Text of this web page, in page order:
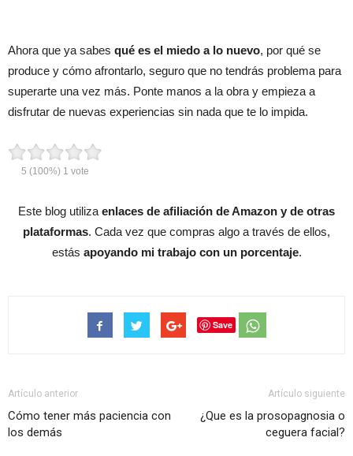
Ahora que ya sabes qué es el miedo a lo nuevo, por qué se
produce y cómo afrontarlo, seguro que no tendrás problema para
superarte una vez más. Ponte manos a la obra y empieza a
disfrutar de nuevas experiencias sin nada que te lo impida.
5 (100%) 1 vote
Este blog utiliza enlaces de afiliación de Amazon y de otras
plataformas. Cada vez que compras algo a través de ellos,
estás apoyando mi trabajo con un porcentaje.
Save
Artículo anterior
Cómo tener más paciencia con
los demás
Artículo siguiente
¿Que es la prosopagnosia o
ceguera facial?